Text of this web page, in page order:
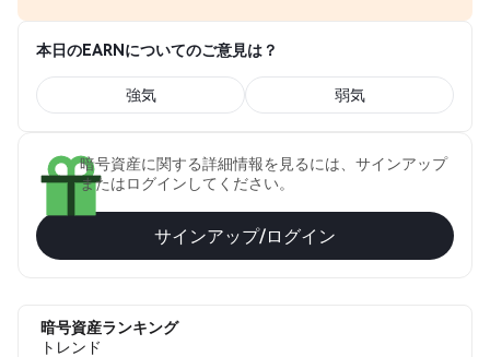
本日のEARNについてのご意見は？
強気 弱気
暗号資産に関する詳細情報を見るには、サインアップ
またはログインしてください。
サインアップ/ログイン
暗号資産ランキング
トレンド